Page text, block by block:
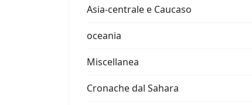
Asia-centrale e Caucaso
oceania
Miscellanea
Cronache dal Sahara